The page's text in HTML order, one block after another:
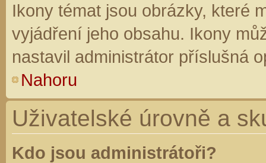
Ikony témat jsou obrázky, které
vyjádření jeho obsahu. Ikony
nastavil administrátor příslušná
Nahoru
Uživatelské úrovně a
Kdo jsou administrátoři?